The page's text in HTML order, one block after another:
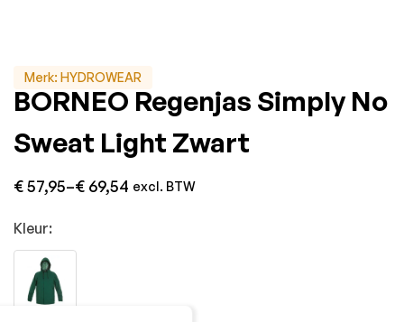
Merk: HYDROWEAR
BORNEO Regenjas Simply No
Sweat Light Zwart
€57,95–€ 69,54 excl. BTW
Kleur: